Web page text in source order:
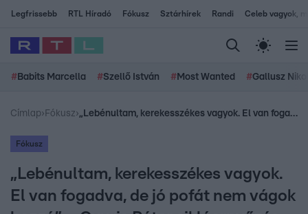
Legfrissebb RTL Híradó Fókusz Sztárhírek Randi Celeb vagyok,
# Babits Marcella #Szellő István # Most Wanted #Gallusz
Címlap› Fókusz› „Lebénultam, kerekesszékes vagyok. El van fogadva, de jó pofát nem vágok hozzá” – Gyuris Péter siklóernyőzés közben csapódott a földbe, most oktatóját pereli
Fókusz
„Lebénultam, kerekesszékes vagyok.
El van fogadva, de jó pofát nem vágok